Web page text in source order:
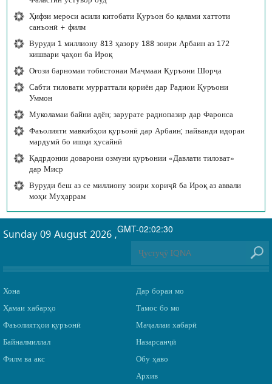
Ҳифзи мероси асили китобати Қуръон бо қалами хаттоти
санъонӣ + филм
Вуруди 1 миллиону 813 ҳазору 188 зоири Арбаин аз 172
кишвари ҷаҳон ба Ироқ
Оғози барномаи тобистонаи Маҷмааи Қуръони Шорҷа
Сабти тиловати мурраттали қориён дар Радиои Қуръони
Уммон
Муколамаи байни адён; зарурате раднопазир дар Фаронса
Фаъолияти мавкибҳои қуръонӣ дар Арбаин; пайванди идораи
мардумӣ бо ишқи ҳусайнӣ
Қадрдонии доварони озмуни қуръонии «Давлати тиловат»
дар Миср
Вуруди беш аз се миллиону зоири хориҷӣ ба Ироқ аз аввали
моҳи Муҳаррам
GMT-02:02:30
Sunday 09 August 2026 ,
Хона
Ҳамаи хабарҳо
Фаъолиятҳои қуръонӣ
Байналмиллал
Филм ва акс
Дар бораи мо
Тамос бо мо
Маҷаллаи хабарӣ
Назарсанҷӣ
Обу ҳаво
Архив